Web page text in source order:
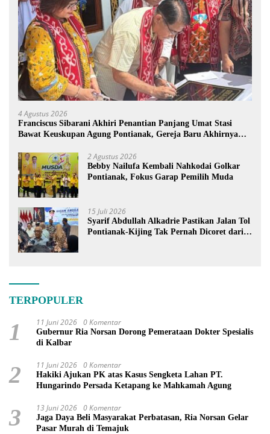
4 Agustus 2026
Franciscus Sibarani Akhiri Penantian Panjang Umat Stasi
Bawat Keuskupan Agung Pontianak, Gereja Baru Akhirnya
2 Agustus 2026
Bebby Nailufa Kembali Nahkodai Golkar
Pontianak, Fokus Garap Pemilih Muda
15 Juli 2026
Syarif Abdullah Alkadrie Pastikan Jalan Tol
Pontianak-Kijing Tak Pernah Dicoret dari
TERPOPULER
1 11 Juni 2026 0 Komentar
Gubernur Ria Norsan Dorong Pemerataan Dokter Spesialis
di Kalbar
2 11 Juni 2026 0 Komentar
Hakiki Ajukan PK atas Kasus Sengketa Lahan PT.
Hungarindo Persada Ketapang ke Mahkamah Agung
3 13 Juni 2026 0 Komentar
Jaga Daya Beli Masyarakat Perbatasan, Ria Norsan Gelar
Pasar Murah di Temajuk